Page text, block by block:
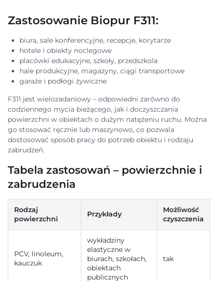
Zastosowanie Biopur F311:
biura, sale konferencyjne, recepcje, korytarze
hotele i obiekty noclegowe
placówki edukacyjne, szkoły, przedszkola
hale produkcyjne, magazyny, ciągi transportowe
garaże i podłogi żywiczne
F311 jest wielozadaniowy – odpowiedni zarówno do
codziennego mycia bieżącego, jak i doczyszczania
powierzchni w obiektach o dużym natężeniu ruchu. Można
go stosować ręcznie lub maszynowo, co pozwala
dostosować sposób pracy do potrzeb obiektu i rodzaju
zabrudzeń.
Tabela zastosowań – powierzchnie i
zabrudzenia
Rodzaj
powierzchni
Przykłady
Możliwość
czyszczenia
PCV, linoleum,
kauczuk
wykładziny
elastyczne w
biurach, szkołach,
obiektach
publicznych
tak